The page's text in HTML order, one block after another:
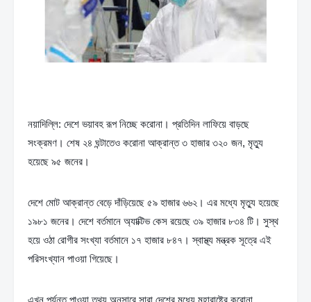
নয়াদিল্লি: দেশে ভয়াবহ রূপ নিচ্ছে করোনা। প্রতিদিন লাফিয়ে বাড়ছে
সংক্রমণ। শেষ ২৪ ঘন্টাতেও করোনা আক্রান্ত ৩ হাজার ৩২০ জন, মৃত্যু
হয়েছে ৯৫ জনের।
দেশে মোট আক্রান্ত বেড়ে দাঁড়িয়েছে ৫৯ হাজার ৬৬২। এর মধ্যে মৃত্যু হয়েছে
১৯৮১ জনের। দেশে বর্তমানে অ্যাক্টিভ কেস রয়েছে ৩৯ হাজার ৮৩৪ টি। সুস্থ
হয়ে ওঠা রোগীর সংখ্যা বর্তমানে ১৭ হাজার ৮৪৭। স্বাস্থ্য মন্ত্রক সূত্রে এই
পরিসংখ্যান পাওয়া গিয়েছে।